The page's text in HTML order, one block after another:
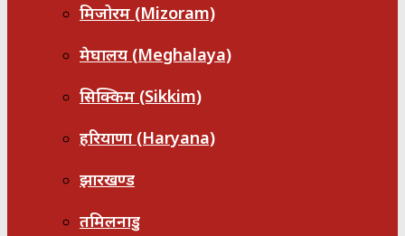
मिजोरम (Mizoram)
मेघालय (Meghalaya)
सिक्किम (Sikkim)
हरियाणा (Haryana)
झारखण्ड
तमिलनाडु